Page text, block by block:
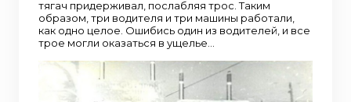
тягач придерживал, послабляя трос. Таким
образом, три водителя и три машины работали,
как одно целое. Ошибись один из водителей, и все
трое могли оказаться в ущелье…